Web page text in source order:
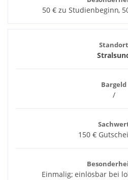
50 € zu Studienbeginn,
Standort
Bargeld
/
150 €
Einmalig; einlösbar bei